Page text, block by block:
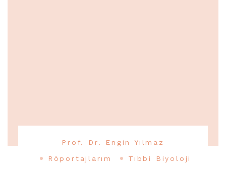
Prof. Dr. Engin Yılmaz
Röportajlarım
Tıbbi Biyoloji